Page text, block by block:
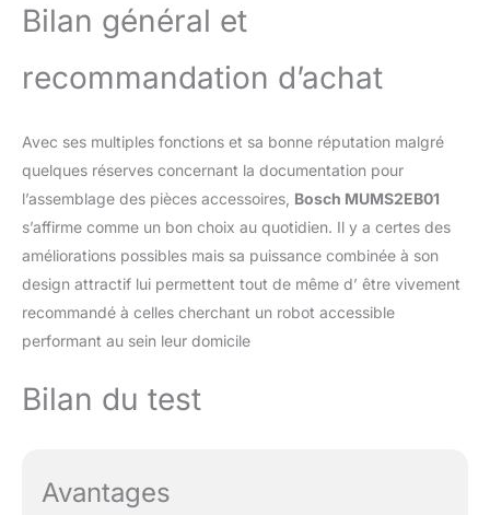
Bilan général et
recommandation d’achat
Avec ses multiples fonctions et sa bonne réputation malgré
quelques réserves concernant la documentation pour
l’assemblage des pièces accessoires, Bosch MUMS2EB01
s’affirme comme un bon choix au quotidien. Il y a certes des
améliorations possibles mais sa puissance combinée à son
design attractif lui permettent tout de même d’ être vivement
recommandé à celles cherchant un robot accessible
performant au sein leur domicile
Bilan du test
Avantages